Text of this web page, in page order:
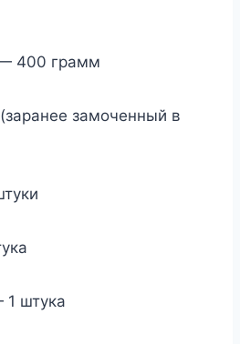
400 грамм
замоченный в
штука